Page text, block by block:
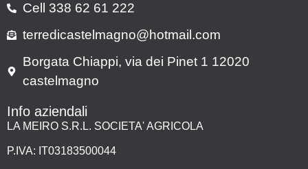
Cell 338 62 61 222
terredicastelmagno@hotmail.com
Borgata Chiappi, via dei Pinet 1 12020
castelmagno
Info aziendali
LA MEIRO S.R.L. SOCIETA' AGRICOLA
P.IVA: IT03183500044